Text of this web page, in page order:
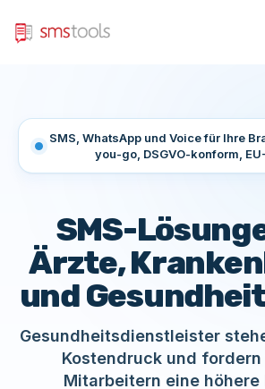
SMS, WhatsApp und Voice für Ihre
you-go, DSGVO-konform,
SMS-
Ärzte,
und
Gesundheitsdienstleister
Kostendruck und fordern
Mitarbeitern eine höhere